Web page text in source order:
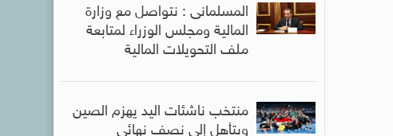
المسلمانى : نتواصل مع وزارة
المالية ومجلس الوزراء لمتابعة
ملف التحويلات المالية
منتخب ناشئات اليد يهزم الصين
ويتأهل إلى نصف نهائى